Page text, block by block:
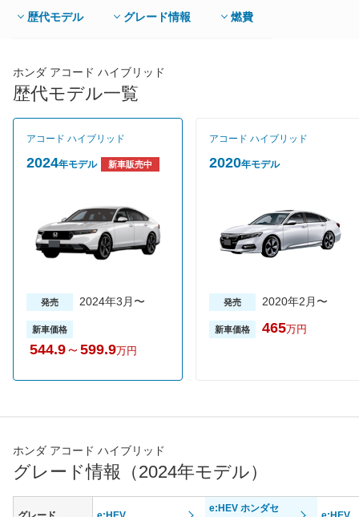
歴代モデル グレード情報 燃費
ホンダ アコード ハイブリッド
歴代モデル一覧
アコード ハイブリッド
2024年モデル 新車販売中
発売 2024年3月〜
新車価格
544.9～ 599.9万円
アコード ハイブリッド
2020年モデル
発売 2020年2月〜
新車価格 465万円
ホンダ アコード ハイブリッド
グレード情報（2024年モデル）
e:HEV ホンダセ